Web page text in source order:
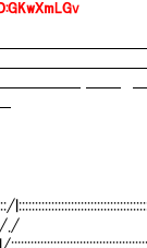
ID:GKwXmLGv
──
./